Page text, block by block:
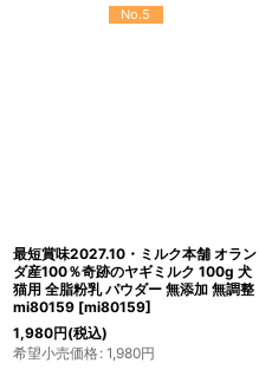
No.5
最短賞味2027.10・ミルク本舗 オラン
ダ産100％奇跡のヤギミルク 100g 犬
猫用 全脂粉乳 パウダー 無添加 無調整
mi80159 [mi80159]
1,980円(税込)
希望小売価格: 1,980円